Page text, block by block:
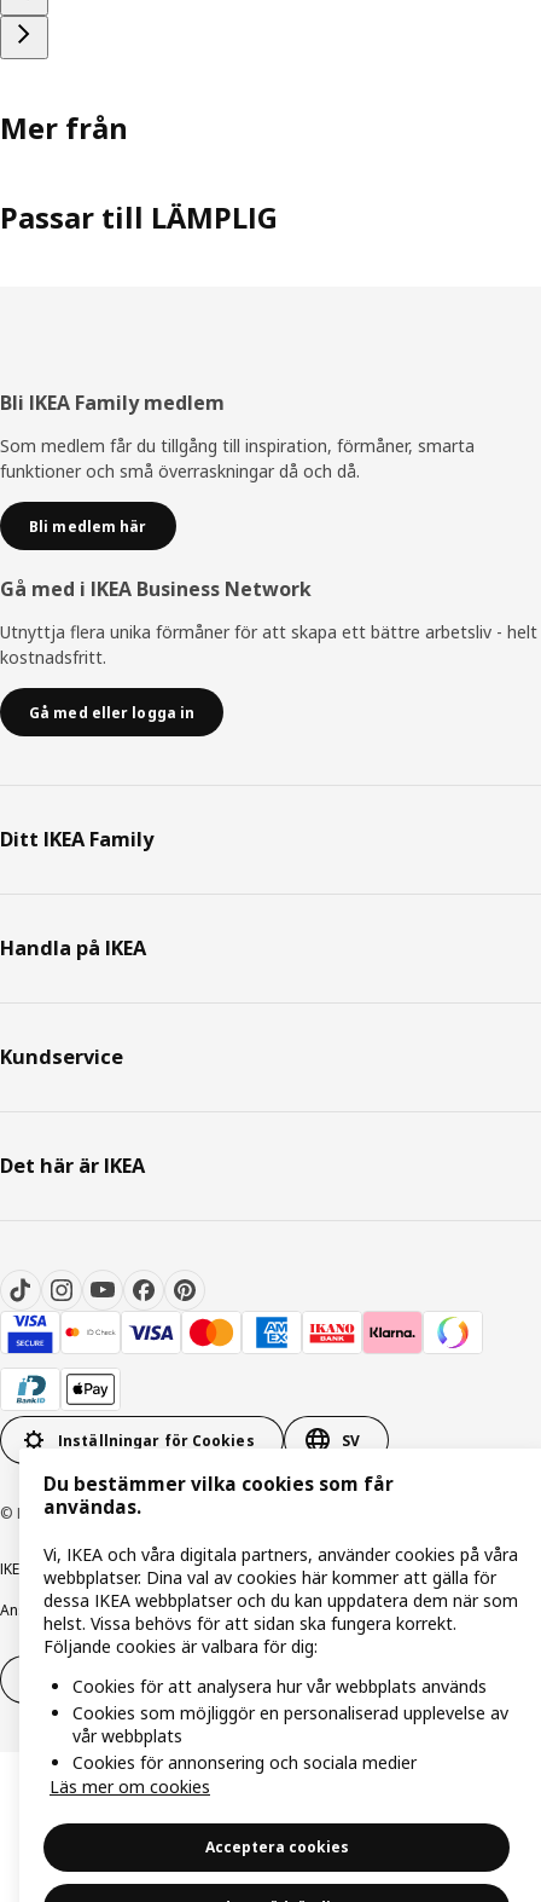
Mer från
Passar till LÄMPLIG
Sidfot
Bli IKEA Family medlem
Som medlem får du tillgång till inspiration, förmåner, smarta
funktioner och små överraskningar då och då.
Bli medlem här
Gå med i IKEA Business Network
Utnyttja flera unika förmåner för att skapa ett bättre arbetsliv - helt
kostnadsfritt.
Gå med eller logga in
Ditt IKEA Family
Handla på IKEA
Kundservice
Det här är IKEA
Inställningar för Cookies SV
© Inter IKEA Systems B.V. 1999-2026
IKEA Family integritetspolicy IntegritetspolicyCookiepolicy
Ansvarsfullt avslöjandepolicyE-postKöp- & leveransvillkorBolagsinformation
Utöva ångerrätt Utöva ångerrätten för tjänster
Du bestämmer vilka cookies som får
användas.
Vi, IKEA och våra digitala partners, använder cookies på våra
webbplatser. Dina val av cookies här kommer att gälla för
dessa IKEA webbplatser och du kan uppdatera dem när som
helst. Vissa behövs för att sidan ska fungera korrekt.
Följande cookies är valbara för dig:
Cookies för att analysera hur vår webbplats används
Cookies som möjliggör en personaliserad upplevelse av
vår webbplats
Cookies för annonsering och sociala medier
Läs mer om cookies
Acceptera cookies